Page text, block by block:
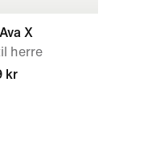
X
herre
kr